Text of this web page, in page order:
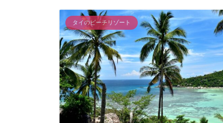
タイのビーチリゾート